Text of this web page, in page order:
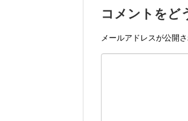
コメントをど
メールアドレスが公開